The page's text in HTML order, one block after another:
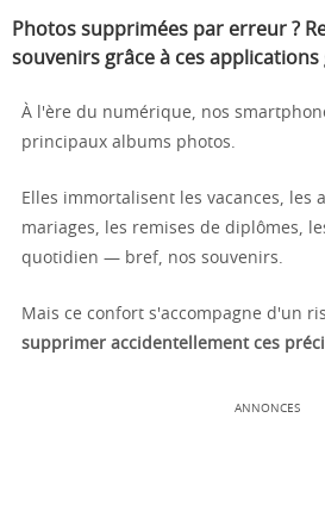
Photos supprimées par erreur ?
souvenirs grâce à ces
À l'ère du numérique, nos
principaux albums photos.
Elles immortalisent les vacances, les
mariages, les remises de diplômes,
quotidien — bref, nos souvenirs.
Mais ce confort s'accompagne d'un
supprimer accidentellement ces
ANNONCES